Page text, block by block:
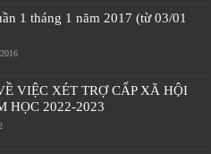
1 tháng 1 năm 2017 (từ 03/01
VIỆC XÉT TRỢ CẤP XÃ HỘI
HỌC 2022-2023